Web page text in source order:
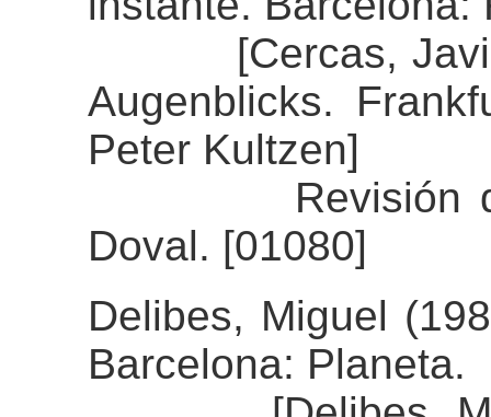
[Cercas, Javier
Augenblicks.
Peter Kultzen]
Revisión del
Doval. [01080]
Delibes, Miguel
Barcelona: Planeta.